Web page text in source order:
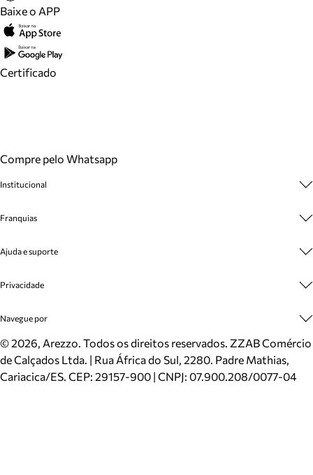
Baixe o APP
Certificado
Compre pelo Whatsapp
Institucional
Cashback
Venda Corporativa
Mapa do Site
Inverno
Mundo Arezzo
Franquias
Plano de Negócio
Ajuda e suporte
Cadastro
Meus Pedidos
Trocas e Devoluções
Cartão Presente
Localizador de lojas
Privacidade
Politica e Privacidade
Navegue por
Sapatos
Bolsas
Scarpins
©2026, Arezzo. Todos os direitos reservados. ZZAB Comércio
de Calçados Ltda. | Rua África do Sul, 2280. Padre Mathias,
Cariacica/ES. CEP: 29157-900 | CNPJ: 07.900.208/0077-04